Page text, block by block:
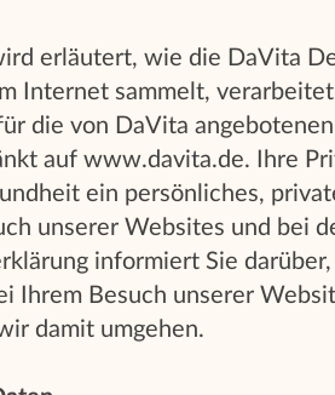
erläutert, wie die DaVita
Internet sammelt,
die von DaVita
auf www.davita.de. Ihre
ein persönliches,
unserer Websites und bei
informiert Sie
Ihrem Besuch unserer
damit umgehen.